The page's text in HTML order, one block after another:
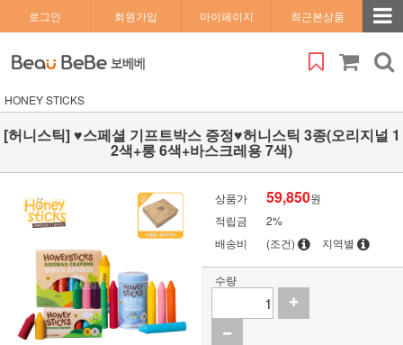
로그인 회원가입 마이페이지 최근본상품
HONEY STICKS
[허니스틱] ♥스페셜 기프트박스 증정♥허니스틱 3종(오리지널 1
2색+롱 6색+바스크레용 7색)
상품가 59,850원
적립금
2%
배송비
(조건) 지역별
수량